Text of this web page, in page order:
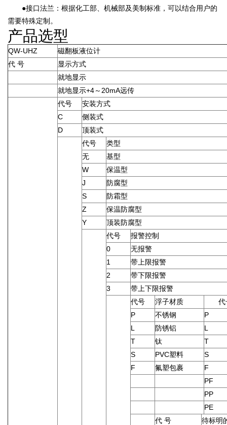
●接口法兰：根据化工部、机械部及美制标准，可以结合用户的
需要特殊定制。
产品选型
QW-UHZ
磁翻板液位计
代 号
显示方式
就地显示
就地显示+4～20mA远传
代号
安装方式
C
侧装式
D
顶装式
代号
类型
无
基型
W
保温型
J
防腐型
S
防霜型
Z
保温防腐型
Y
顶装防腐型
代号
报警控制
0
无报警
1
带上限报警
2
带下限报警
3
带上下限报警
代号
浮子材质
代
P
不锈钢
P
L
防锈铝
L
T
钛
T
S
PVC塑料
S
F
氟塑包裹
F
PF
PP
PE
代 号
待标明